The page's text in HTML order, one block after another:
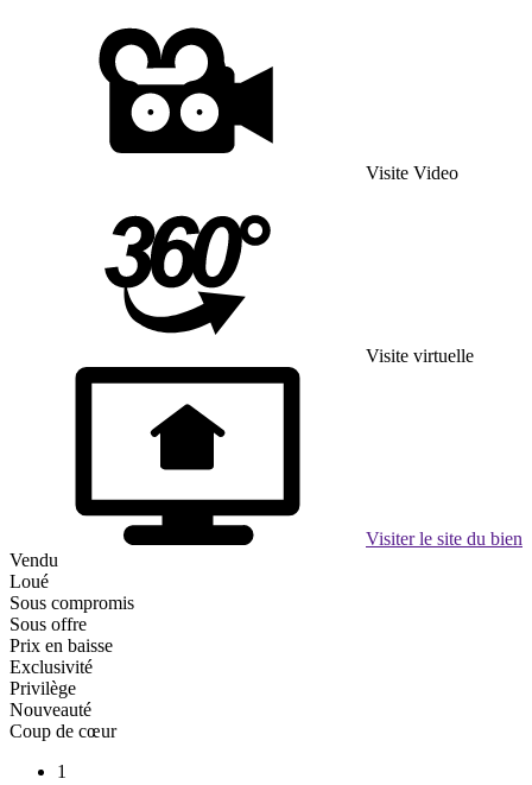
Visite Video
Visite virtuelle
Visiter le site du bien
Vendu
Loué
Sous compromis
Sous offre
Prix en baisse
Exclusivité
Privilège
Nouveauté
Coup de cœur
1